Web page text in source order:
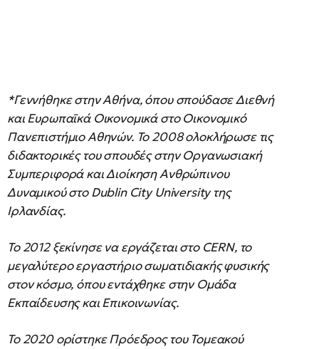
*Γεννήθηκε στην Αθήνα, όπου σπούδασε Διεθνή
και Ευρωπαϊκά Οικονομικά στο Οικονομικό
Πανεπιστήμιο Αθηνών. Το 2008 ολοκλήρωσε τις
διδακτορικές του σπουδές στην Οργανωσιακή
Συμπεριφορά και Διοίκηση Ανθρώπινου
Δυναμικού στο Dublin City University της
Ιρλανδίας.
Το 2012 ξεκίνησε να εργάζεται στο CERN, το
μεγαλύτερο εργαστήριο σωματιδιακής φυσικής
στον κόσμο, όπου εντάχθηκε στην Ομάδα
Εκπαίδευσης και Επικοινωνίας.
Το 2020 ορίστηκε Πρόεδρος του Τομεακού